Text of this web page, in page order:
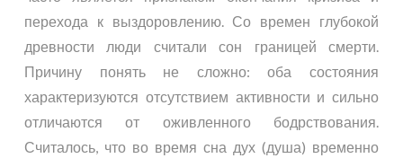
перехода к выздоровлению. Со времен глубокой
древности люди считали сон границей смерти.
Причину понять не сложно: оба состояния
характеризуются отсутствием активности и сильно
отличаются от оживленного бодрствования.
Считалось, что во время сна дух (душа) временно